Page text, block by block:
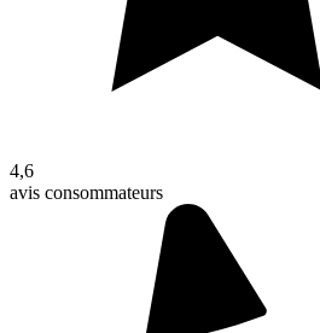
4,6
avis consommateurs